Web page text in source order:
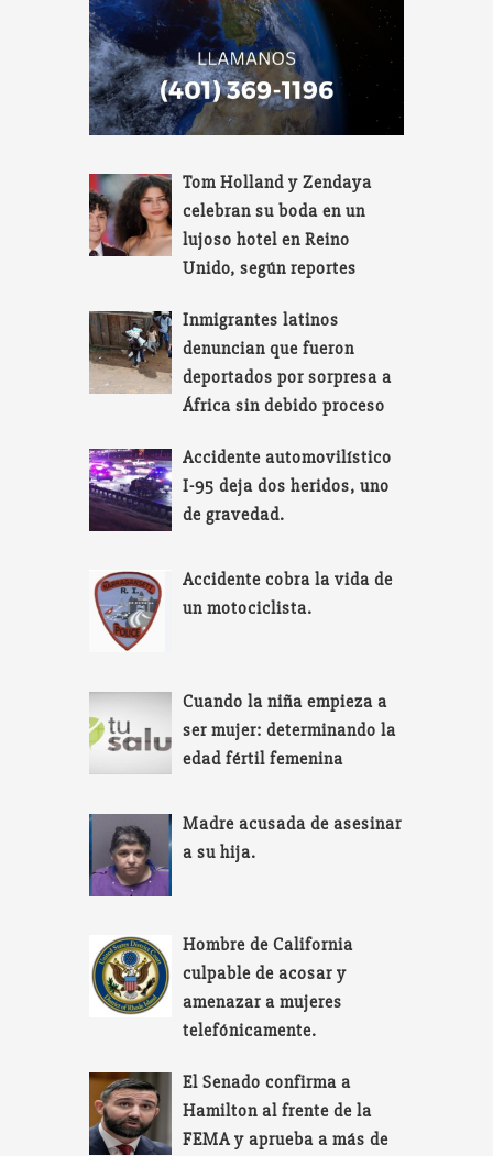
Tom Holland y Zendaya
celebran su boda en un
lujoso hotel en Reino
Unido, según reportes
Inmigrantes latinos
denuncian que fueron
deportados por sorpresa a
África sin debido proceso
Accidente automovilístico
I-95 deja dos heridos, uno
de gravedad.
Accidente cobra la vida de
un motociclista.
Cuando la niña empieza a
ser mujer: determinando la
edad fértil femenina
Madre acusada de asesinar
a su hija.
Hombre de California
culpable de acosar y
amenazar a mujeres
telefónicamente.
El Senado confirma a
Hamilton al frente de la
FEMA y aprueba a más de